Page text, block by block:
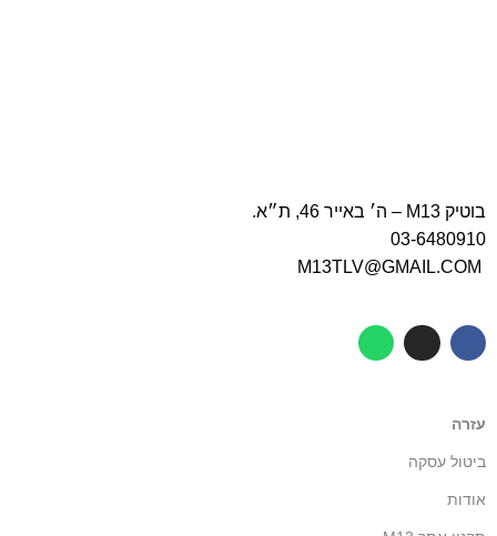
בוטיק M13 – ה׳ באייר 46, ת״א.
03-6480910
עזרה
ביטול עסקה
אודות